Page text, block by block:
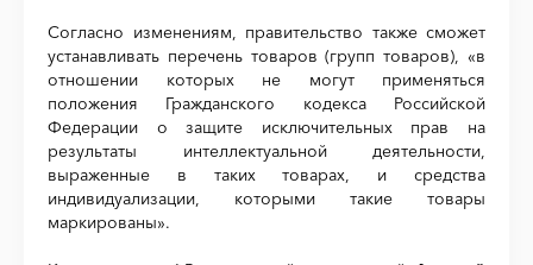
Согласно изменениям, правительство также сможет
устанавливать перечень товаров (групп товаров), «в
отношении которых не могут применяться
положения Гражданского кодекса Российской
Федерации о защите исключительных прав на
результаты интеллектуальной деятельности,
выраженные в таких товарах, и средства
индивидуализации, которыми такие товары
маркированы».